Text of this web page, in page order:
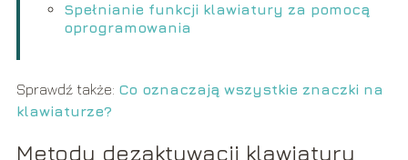
Spełnianie funkcji klawiatury za pomocą
oprogramowania
Sprawdź także: Co oznaczają wszystkie znaczki na
klawiaturze?
Metody dezaktywacji klawiatury